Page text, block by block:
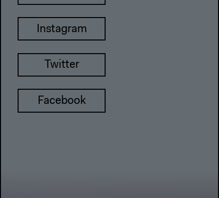
Instagram
Twitter
Facebook